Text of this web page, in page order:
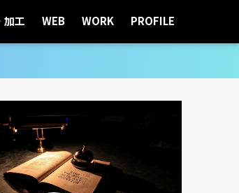
加工 WEB WORK PROFILE